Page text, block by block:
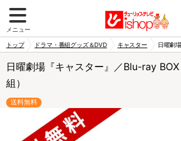
メニュー
トップ ドラマ・番組グッズ＆DVD キャスター 日曜劇
日曜劇場『キャスター』／Blu-ray
組）
送料無料